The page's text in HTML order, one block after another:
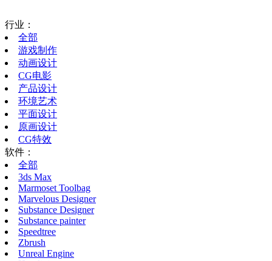
行业：
全部
游戏制作
动画设计
CG电影
产品设计
环境艺术
平面设计
原画设计
CG特效
软件：
全部
3ds Max
Marmoset Toolbag
Marvelous Designer
Substance Designer
Substance painter
Speedtree
Zbrush
Unreal Engine